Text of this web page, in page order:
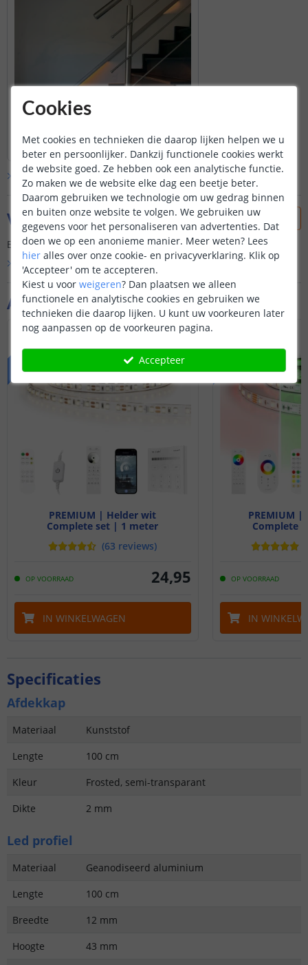
Aanvullende producten
PREMIUM
PREMIUM | Helder wit
Complete set | 1 meter
(63 reviews)
OP VOORRAAD 24,95
IN WINKELWAGEN
PREMIUM
PREMIUM |
Complete
OP VOORRAAD
IN
Bekijk alleklantfoto’s
Vraag & antwoord
Er is nog geen vraag gesteld over dit product.
Bekijk alle
Vraag & antwoord
Specificaties
Afdekkap
Materiaal
Kunststof
Lengte
100 cm
Kleur
Frosted, semi-transparant
Dikte
2 mm
Led profiel
Materiaal
Geanodiseerd aluminium
Lengte
100 cm
Breedte
12 mm
Hoogte
43 mm
Cookies
Met cookies en technieken die daarop lijken helpen we u
beter en persoonlijker. Dankzij functionele cookies werkt
de website goed. Ze hebben ook een analytische functie.
Zo maken we de website elke dag een beetje beter.
Daarom gebruiken we technologie om uw gedrag binnen
en buiten onze website te volgen. We gebruiken uw
gegevens voor het personaliseren van advertenties. Dat
doen we op een anonieme manier. Meer weten? Lees
hier alles over onze cookie- en privacyverklaring. Klik op
'Accepteer' om te accepteren.
Kiest u voor weigeren? Dan plaatsen we alleen
functionele en analytische cookies en gebruiken we
technieken die daarop lijken. U kunt uw voorkeuren later
nog aanpassen op de voorkeuren pagina.
Accepteer